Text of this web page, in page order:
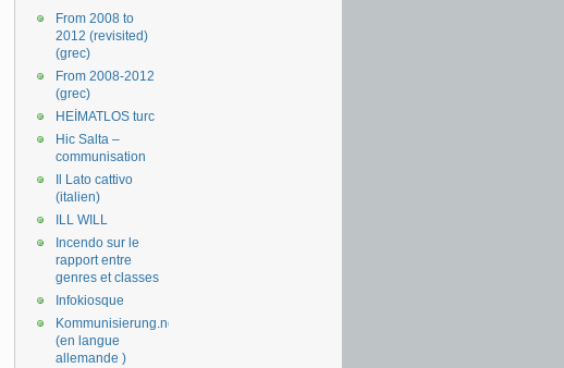
From 2008 to
2012 (revisited)
(grec)
From 2008-2012
(grec)
HEİMATLOS turc
Hic Salta –
communisation
Il Lato cattivo
(italien)
ILL WILL
Incendo sur le
rapport entre
genres et classes
Infokiosque
Kommunisierung.net
(en langue
allemande )